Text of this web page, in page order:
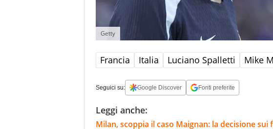
Getty
Francia Italia Luciano Spalletti Mike
Seguici su: Google Discover Fonti preferite
Leggi anche:
Milan, scoppia il caso Maignan: la decisione